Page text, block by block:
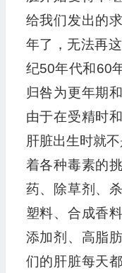
给我们发出的
年了，无法再
纪50年代和60
归咎为更年期
由于在受精时
肝脏出生时就
着各种毒素的
药、除草剂、
塑料、合成香
添加剂、高脂
们的肝脏每天